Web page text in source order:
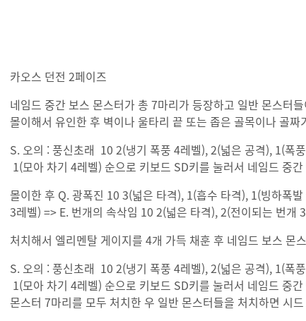
카오스 던전 2페이즈
네임드 중간 보스 몬스터가 총 7마리가 등장하고 일반 몬스터
몰이해서 유인한 후 벽이나 울타리 끝 또는 좁은 골목이나 골짜
S. 오의 : 풍신초래 10 2(냉기 폭풍 4레벨), 2(넓은 공격), 1(폭
1(모아 차기 4레벨) 순으로 키보드 SD키를 눌러서 네임드 중
몰이한 후 Q. 광폭진 10 3(넓은 타격), 1(흡수 타격), 1(빙하폭
3레벨) => E. 번개의 속삭임 10 2(넓은 타격), 2(전이되는 번개
처치해서 엘리멘탈 게이지를 4개 가득 채훈 후 네임드 보스 몬
S. 오의 : 풍신초래 10 2(냉기 폭풍 4레벨), 2(넓은 공격), 1(폭
1(모아 차기 4레벨) 순으로 키보드 SD키를 눌러서 네임드 중
몬스터 7마리를 모두 처치한 우 일반 몬스터들을 처치하면 시